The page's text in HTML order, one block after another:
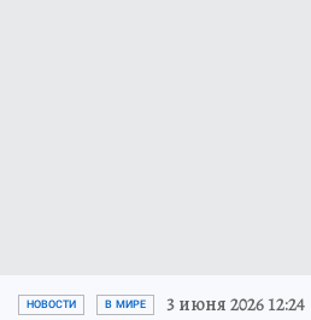
НОВОСТИ В МИРЕ 3 июня 2026 12:24